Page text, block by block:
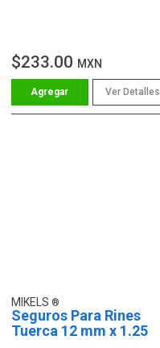
$233.00 MXN
Ver Detalles
MIKELS
Seguros Para Rines
Tuerca 12 mm x 1.25